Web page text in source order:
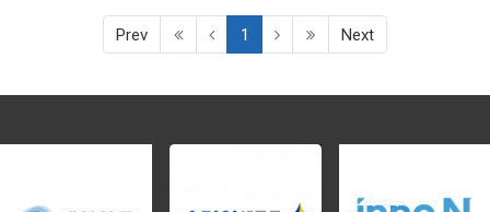
Prev 1 (current) Next